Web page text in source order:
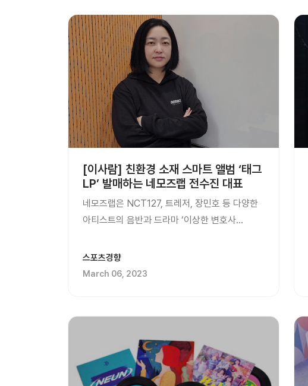
형태의 실물 앨범을 스마트폰 네모즈 앱에서 QR
코드로 정품 인증 받은 뒤 자유롭게 사용한다.
음반을 구입하는 사람들이 좋아하는 포토 카드를
기반으로 한 독창적이고 편리한 UI, UX로, 네모
앨범은 팬들의
[이사람] 친환경 소재 스마트 앨범 ‘태그
LP’ 발매하는 네모즈랩 전수진 대표
네모즈랩은 NCT127, 트레저, 장민호 등 다양한
아티스트의 음반과 드라마 ‘이상한 변호사
스마트 음반 플랫폼 네모 앨범으로 제작한다.
네모 앨범은 신용 카드 크기(가로 85.6mmX세로
사람들이 좋아하는 ...
스포츠경향
March 06, 2023